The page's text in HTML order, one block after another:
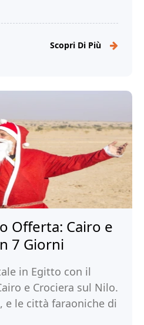
Scopri Di Più
Offerta: Cairo e
7 Giorni
in Egitto con il
e Crociera sul Nilo.
e le città faraoniche di